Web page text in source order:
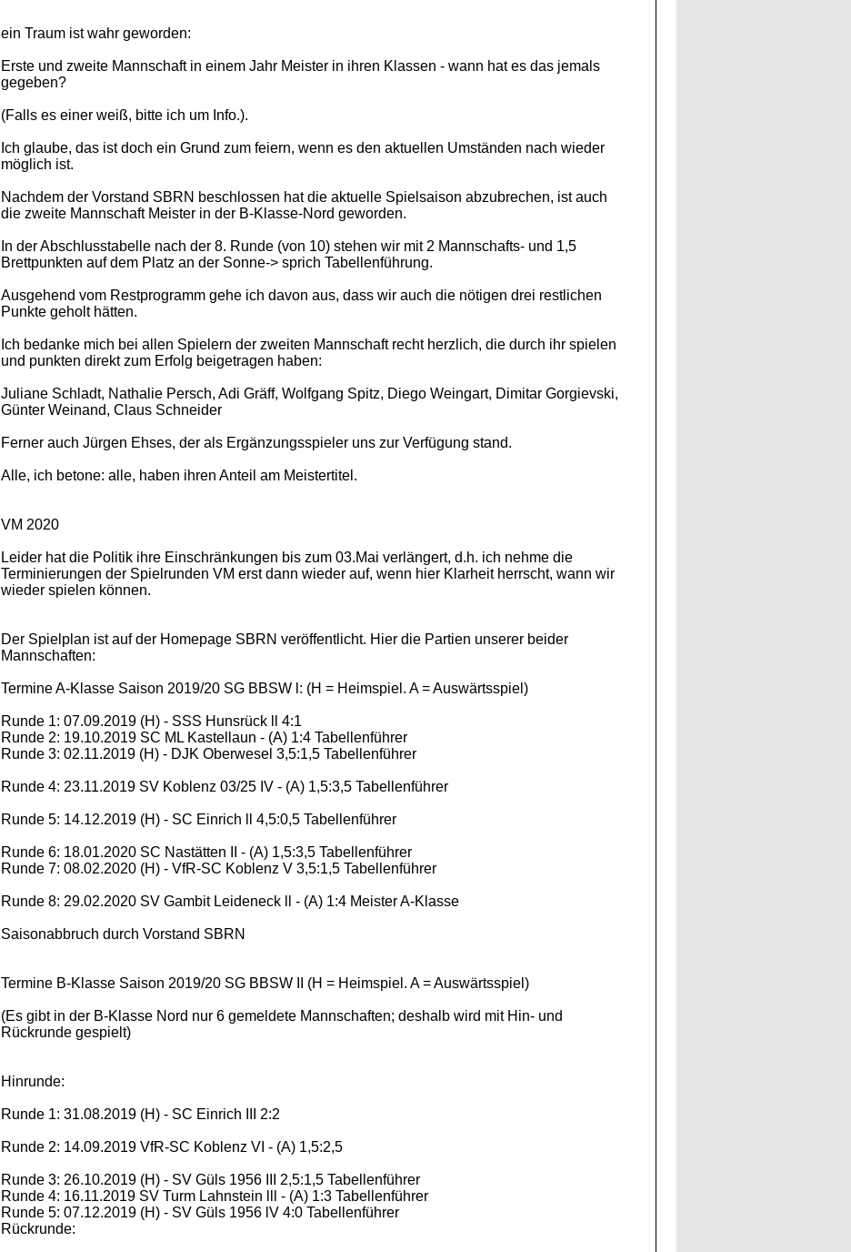
ein Traum ist wahr geworden:
Erste und zweite Mannschaft in einem Jahr Meister in ihren Klassen - wann hat es das jemals
gegeben?
(Falls es einer weiß, bitte ich um Info.).
Ich glaube, das ist doch ein Grund zum feiern, wenn es den aktuellen Umständen nach wieder
möglich ist.
Nachdem der Vorstand SBRN beschlossen hat die aktuelle Spielsaison abzubrechen, ist auch
die zweite Mannschaft Meister in der B-Klasse-Nord geworden.
In der Abschlusstabelle nach der 8. Runde (von 10) stehen wir mit 2 Mannschafts- und 1,5
Brettpunkten auf dem Platz an der Sonne-> sprich Tabellenführung.
Ausgehend vom Restprogramm gehe ich davon aus, dass wir auch die nötigen drei restlichen
Punkte geholt hätten.
Ich bedanke mich bei allen Spielern der zweiten Mannschaft recht herzlich, die durch ihr spielen
und punkten direkt zum Erfolg beigetragen haben:
Juliane Schladt, Nathalie Persch, Adi Gräff, Wolfgang Spitz, Diego Weingart, Dimitar Gorgievski,
Günter Weinand, Claus Schneider
Ferner auch Jürgen Ehses, der als Ergänzungsspieler uns zur Verfügung stand.
Alle, ich betone: alle, haben ihren Anteil am Meistertitel.
VM 2020
Leider hat die Politik ihre Einschränkungen bis zum 03.Mai verlängert, d.h. ich nehme die
Terminierungen der Spielrunden VM erst dann wieder auf, wenn hier Klarheit herrscht, wann wir
wieder spielen können.
Der Spielplan ist auf der Homepage SBRN veröffentlicht. Hier die Partien unserer beider
Mannschaften:
Termine A-Klasse Saison 2019/20 SG BBSW l: (H = Heimspiel. A = Auswärtsspiel)
Runde 1: 07.09.2019 (H) - SSS Hunsrück ll 4:1
Runde 2: 19.10.2019 SC ML Kastellaun - (A) 1:4 Tabellenführer
Runde 3: 02.11.2019 (H) - DJK Oberwesel 3,5:1,5 Tabellenführer
Runde 4: 23.11.2019 SV Koblenz 03/25 IV - (A) 1,5:3,5 Tabellenführer
Runde 5: 14.12.2019 (H) - SC Einrich ll 4,5:0,5 Tabellenführer
Runde 6: 18.01.2020 SC Nastätten II - (A) 1,5:3,5 Tabellenführer
Runde 7: 08.02.2020 (H) - VfR-SC Koblenz V 3,5:1,5 Tabellenführer
Runde 8: 29.02.2020 SV Gambit Leideneck ll - (A) 1:4 Meister A-Klasse
Saisonabbruch durch Vorstand SBRN
Termine B-Klasse Saison 2019/20 SG BBSW II (H = Heimspiel. A = Auswärtsspiel)
(Es gibt in der B-Klasse Nord nur 6 gemeldete Mannschaften; deshalb wird mit Hin- und
Rückrunde gespielt)
Hinrunde:
Runde 1: 31.08.2019 (H) - SC Einrich III 2:2
Runde 2: 14.09.2019 VfR-SC Koblenz VI - (A) 1,5:2,5
Runde 3: 26.10.2019 (H) - SV Güls 1956 III 2,5:1,5 Tabellenführer
Runde 4: 16.11.2019 SV Turm Lahnstein lll - (A) 1:3 Tabellenführer
Runde 5: 07.12.2019 (H) - SV Güls 1956 lV 4:0 Tabellenführer
Rückrunde: